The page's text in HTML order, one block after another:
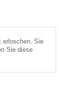
erloschen. Sie
Sie diese